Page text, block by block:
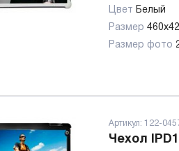
Цвет Белый
Размер
Размер фото
Артикул: 122-
Чехол